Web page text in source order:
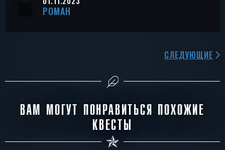
РОМАН
СЛЕДУЮЩИЕ
ВАМ МОГУТ ПОНРАВИТЬСЯ ПОХОЖИЕ
КВЕСТЫ